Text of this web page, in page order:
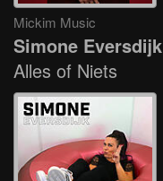
Mickim Music
Simone Eversdijk
Alles of Niets